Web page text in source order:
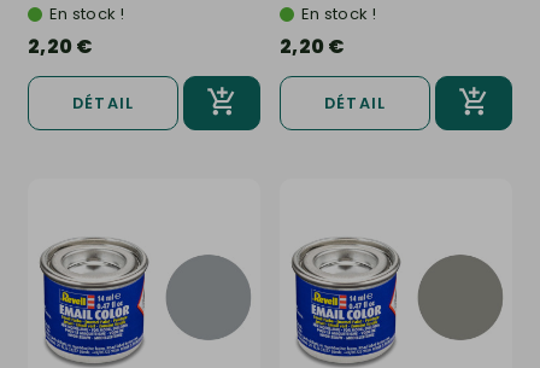
En stock !
2,20 €
DÉTAIL
En stock !
2,20 €
DÉTAIL